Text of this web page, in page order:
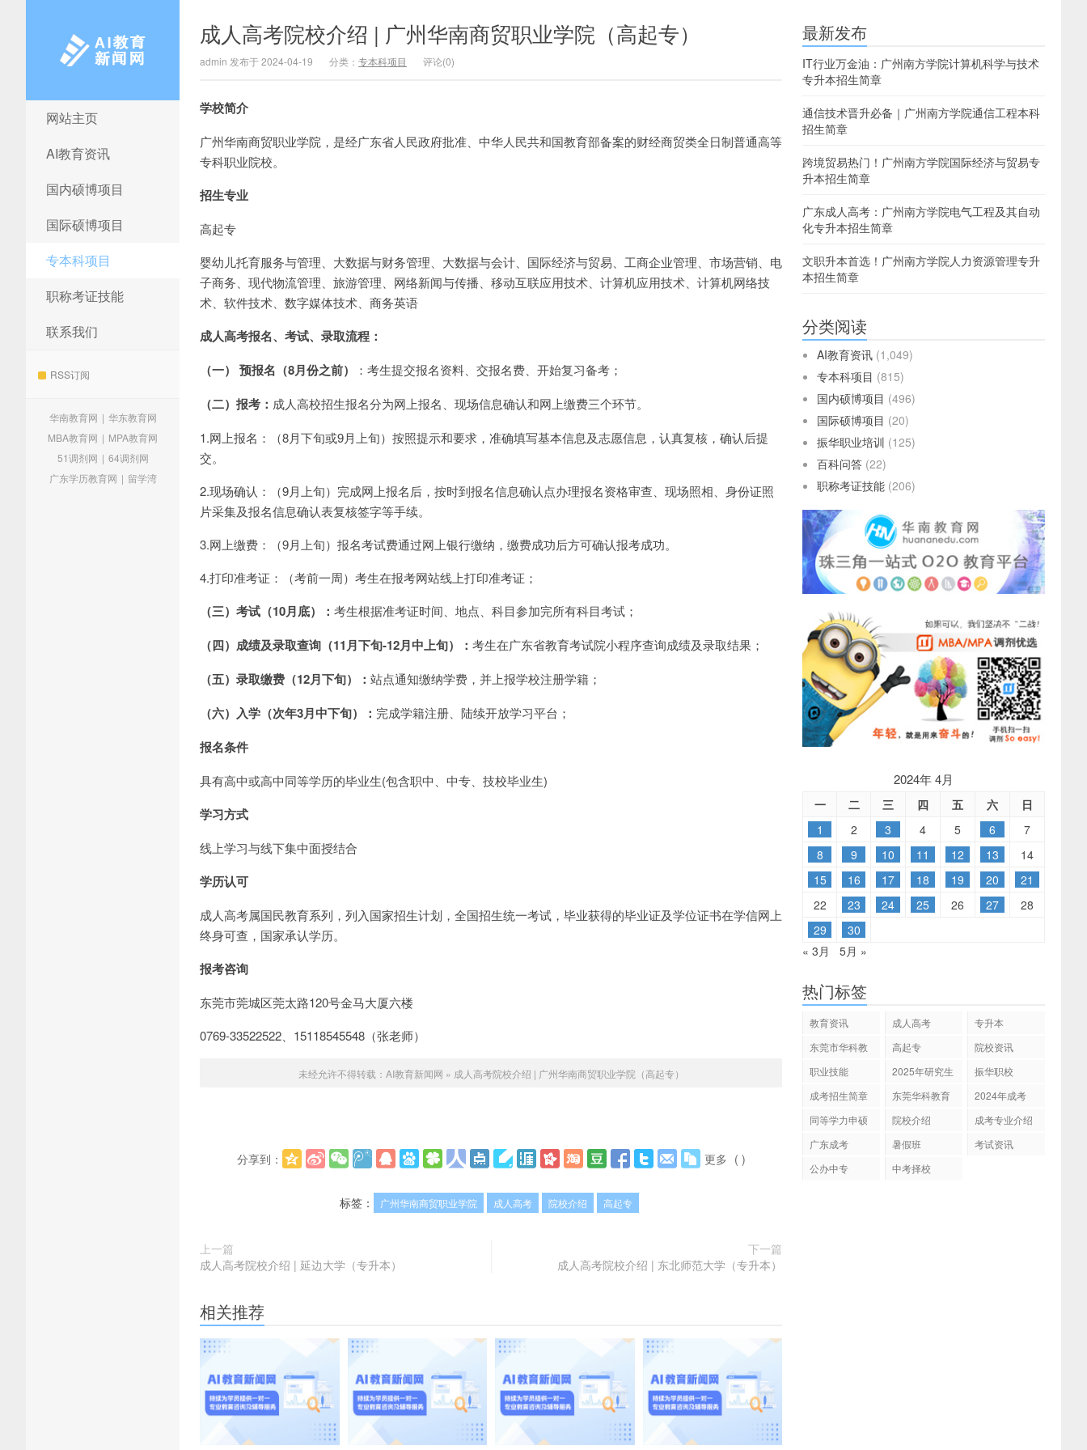
AI教育新闻网
网站主页
AI教育资讯
国内硕博项目
国际硕博项目
专本科项目
职称考证技能
联系我们
RSS订阅
华南教育网 | 华东教育网
MBA教育网 | MPA教育网
51调剂网 | 64调剂网
广东学历教育网 | 留学湾
成人高考院校介绍 | 广州华南商贸职业学院（高起专）
admin 发布于 2024-04-19 分类： 专本科项目 评论(0)
学校简介
广州华南商贸职业学院，是经广东省人民政府批准、中华人民共和国教育部备案的财经商贸类全日制普通高等
专科职业院校。
招生专业
高起专
婴幼儿托育服务与管理、大数据与财务管理、大数据与会计、国际经济与贸易、工商企业管理、市场营销、电
子商务、现代物流管理、旅游管理、网络新闻与传播、移动互联应用技术、计算机应用技术、计算机网络技
术、软件技术、数字媒体技术、商务英语
成人高考报名、考试、录取流程：
（一） 预报名（8月份之前）
：考生提交报名资料、交报名费、开始复习备考；
（二）报考： 成人高校招生报名分为网上报名、现场信息确认和网上缴费三个环节。
1.网上报名：（8月下旬或9月上旬）按照提示和要求，准确填写基本信息及志愿信息，认真复核，确认后提
交。
2.现场确认：（9月上旬）完成网上报名后，按时到报名信息确认点办理报名资格审查、现场照相、身份证照
片采集及报名信息确认表复核签字等手续。
3.网上缴费：（9月上旬）报名考试费通过网上银行缴纳，缴费成功后方可确认报考成功。
4.打印准考证：（考前一周）考生在报考网站线上打印准考证；
（三）考试（10月底）： 考生根据准考证时间、地点、科目参加完所有科目考试；
（四）成绩及录取查询（11月下旬-12月中上旬）： 考生在广东省教育考试院小程序查询成绩及录取结果；
（五）录取缴费（12月下旬）： 站点通知缴纳学费，并上报学校注册学籍；
（六）入学（次年3月中下旬）： 完成学籍注册、陆续开放学习平台；
报名条件
具有高中或高中同等学历的毕业生(包含职中、中专、技校毕业生)
学习方式
线上学习与线下集中面授结合
学历认可
成人高考属国民教育系列，列入国家招生计划，全国招生统一考试，毕业获得的毕业证及学位证书在学信网上
终身可查，国家承认学历。
报考咨询
东莞市莞城区莞太路120号金马大厦六楼
0769-33522522、15118545548（张老师）
未经允许不得转载： AI教育新闻网 » 成人高考院校介绍 | 广州华南商贸职业学院（高起专）
分享到： 更多 ( )
标签： 广州华南商贸职业学院 成人高考 院校介绍 高起专
上一篇
成人高考院校介绍 | 延边大学（专升本）
下一篇
成人高考院校介绍 | 东北师范大学（专升本）
相关推荐
最新发布
IT行业万金油：广州南方学院计算机科学与技术
专升本招生简章
通信技术晋升必备｜广州南方学院通信工程本科
招生简章
跨境贸易热门！广州南方学院国际经济与贸易专
升本招生简章
广东成人高考：广州南方学院电气工程及其自动
化专升本招生简章
文职升本首选！广州南方学院人力资源管理专升
本招生简章
分类阅读
AI教育资讯 (1,049)
专本科项目 (815)
国内硕博项目 (496)
国际硕博项目 (20)
振华职业培训 (125)
百科问答 (22)
职称考证技能 (206)
2024年 4月
一 二 三 四 五 六
日
1
2 3 4 5 6
7
8
9 10 11 12 13
14
15
16 17 18 19 20
21
22
23 24 25 26 27
28
29
30
« 3月
5月 »
热门标签
教育资讯 成人高考
专升本
东莞市华科教
高起专
院校资讯
职业技能
2025年研究生
振华职校
成考招生简章
东莞华科教育
2024年成考
同等学力申硕
院校介绍
成考专业介绍
广东成考
暑假班
考试资讯
公办中专
中考择校